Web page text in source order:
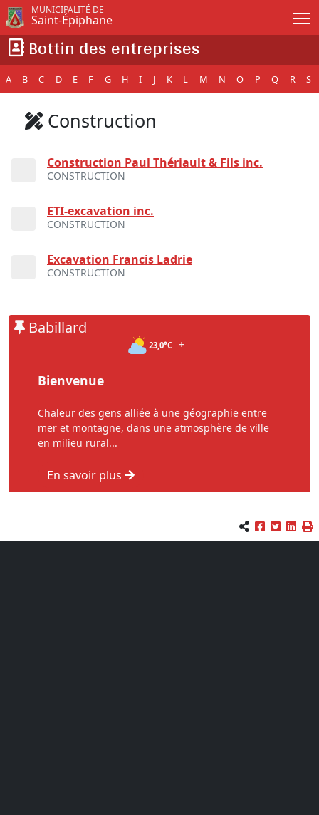
Passer au contenu principal
MUNICIPALITÉ DE
Saint-Épiphane
Bottin des entreprises
A B C D E F G H I J K L M N O P Q R S
Construction
Construction Paul Thériault & Fils inc.
CONSTRUCTION
ETI-excavation inc.
CONSTRUCTION
Excavation Francis Ladrie
CONSTRUCTION
Babillard
23,0°C +
Bienvenue
Chaleur des gens alliée à une géographie entre
mer et montagne, dans une atmosphère de ville
en milieu rural...
En savoir plus